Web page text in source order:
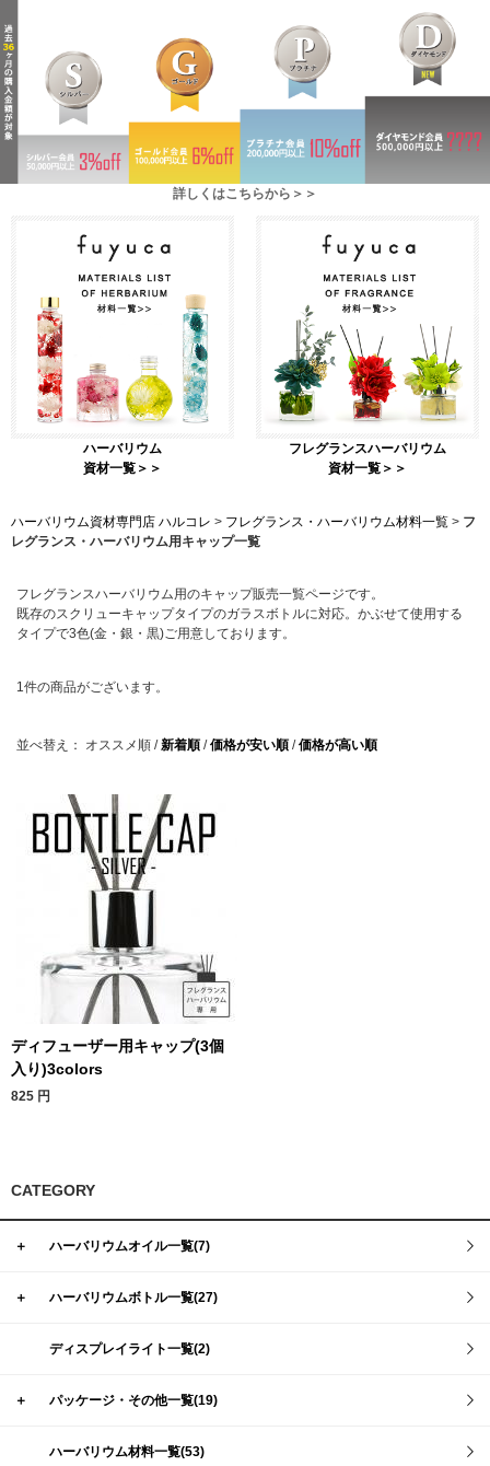
詳しくはこちらから＞＞
ハーバリウム
資材一覧＞＞
フレグランスハーバリウム
資材一覧＞＞
ハーバリウム資材専門店 ハルコレ > フレグランス・ハーバリウム材料一覧 > フ
レグランス・ハーバリウム用キャップ一覧
フレグランスハーバリウム用のキャップ販売一覧ページです。
既存のスクリューキャップタイプのガラスボトルに対応。かぶせて使用する
タイプで3色(金・銀・黒)ご用意しております。
1 件の商品がございます。
並べ替え： オススメ順 /新着順 /価格が安い順 /価格が高い順
ディフューザー用キャップ(3個
入り)3colors
825 円
CATEGORY
＋ ハーバリウムオイル一覧(7)
＋ ハーバリウムボトル一覧(27)
ディスプレイライト一覧(2)
＋ パッケージ・その他一覧(19)
ハーバリウム材料一覧(53)